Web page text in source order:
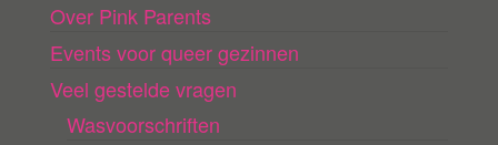
Over Pink Parents
Events voor queer gezinnen
Veel gestelde vragen
Wasvoorschriften